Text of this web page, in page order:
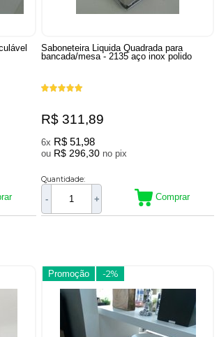
Saboneteira Liquida Quadrada para
bancada/mesa - 2135 aço inox polido
R$ 311,89
6x R$ 51,98
ou R$ 296,30 no pix
Quantidade:
- + Comprar
Promoção -2%